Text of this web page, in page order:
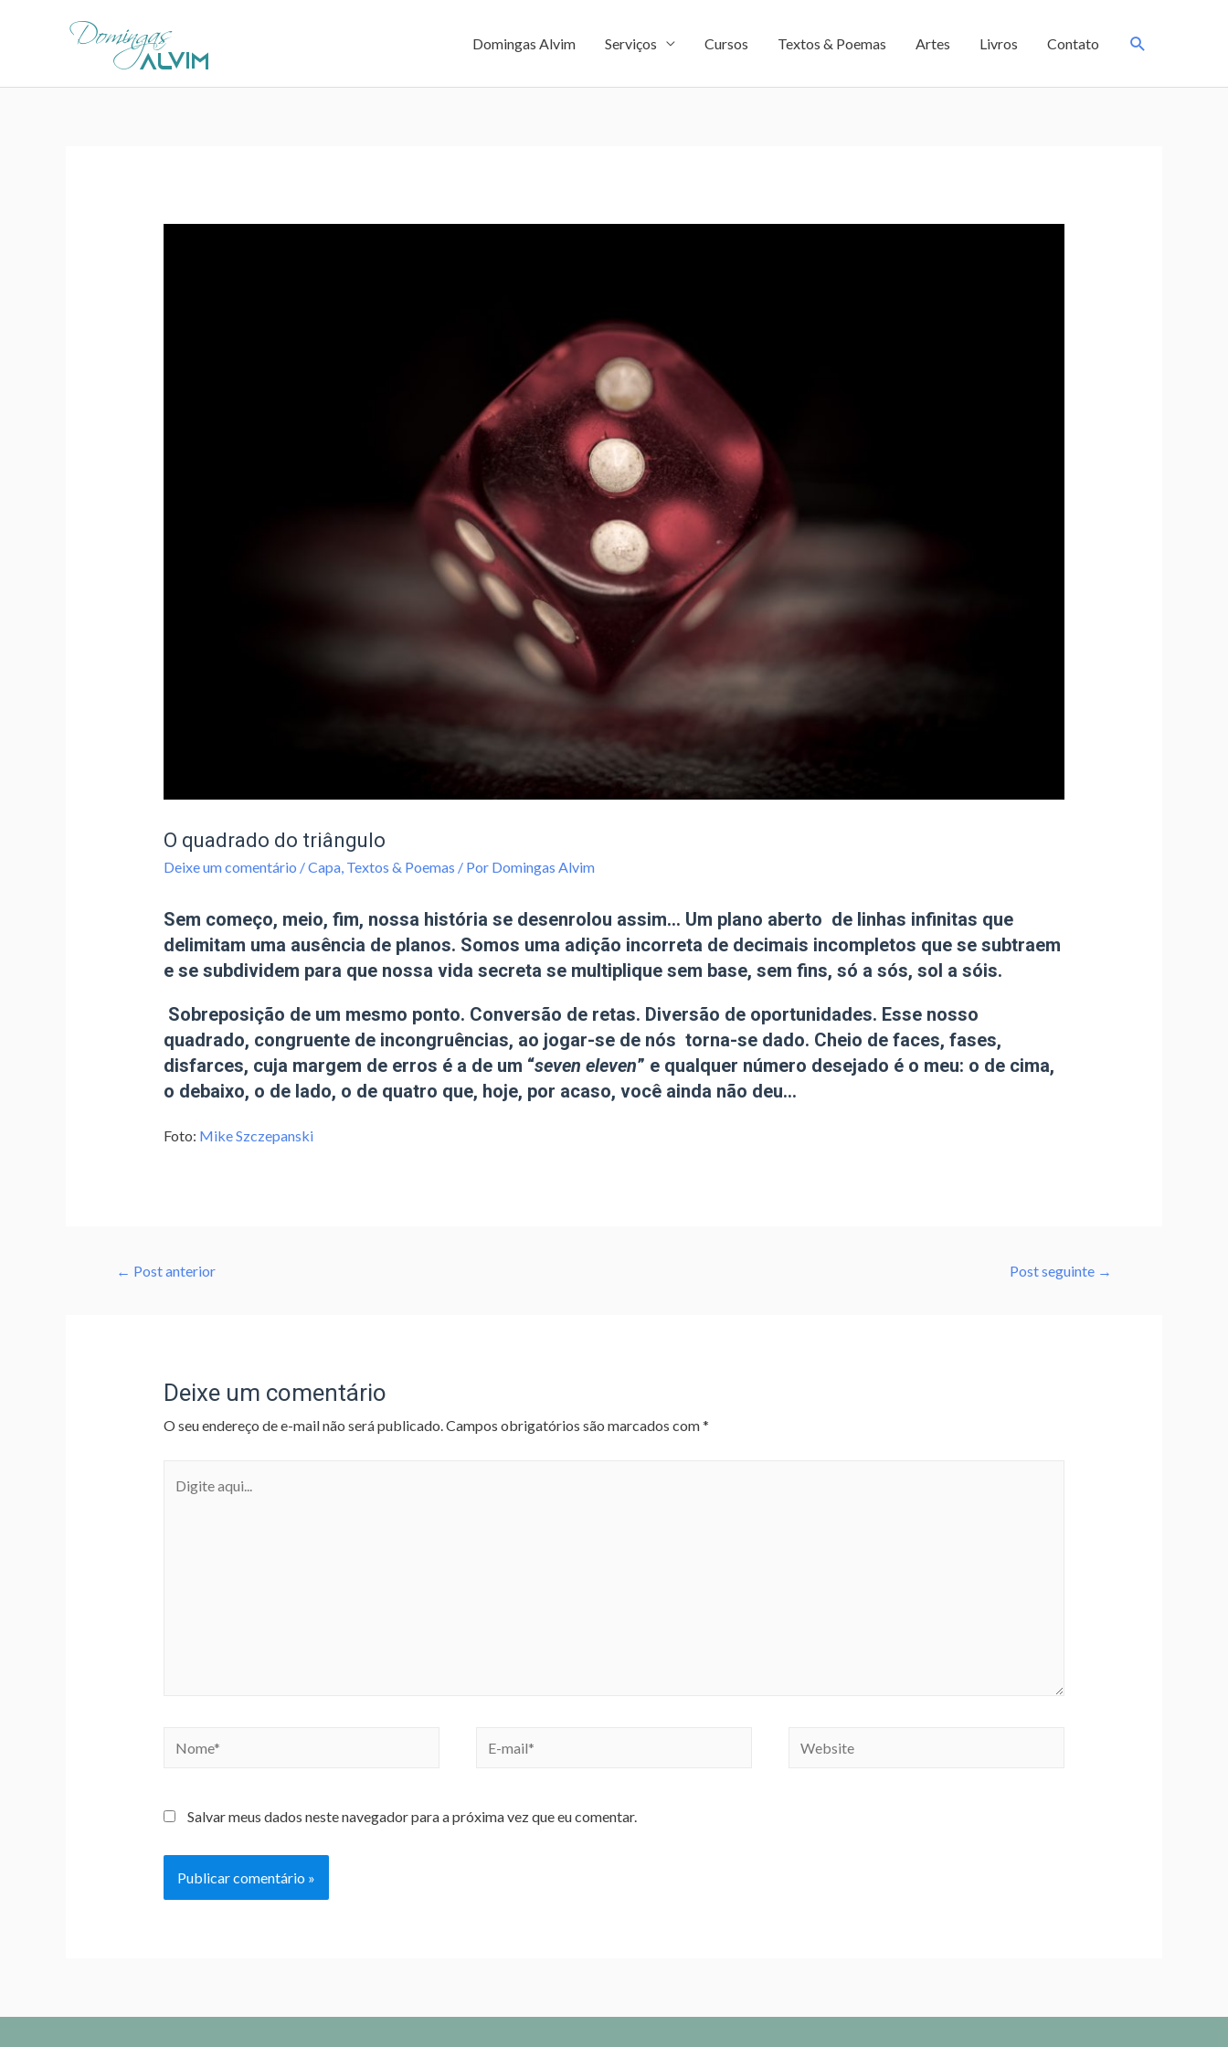
Domingas Alvim Serviços Cursos Textos & Poemas Artes Livros Contato
O quadrado do triângulo
Deixe um comentário /Capa, Textos & Poemas / Por Domingas Alvim
Sem começo, meio, fim, nossa história se desenrolou assim… Um plano aberto de linhas infinitas que
delimitam uma ausência de planos. Somos uma adição incorreta de decimais incompletos que se subtraem
e se subdividem para que nossa vida secreta se multiplique sem base, sem fins, só a sós, sol a sóis.
Sobreposição de um mesmo ponto. Conversão de retas. Diversão de oportunidades. Esse nosso
quadrado, congruente de incongruências, ao jogar-se de nós torna-se dado. Cheio de faces, fases,
disfarces, cuja margem de erros é a de um “seven eleven” e qualquer número desejado é o meu: o de cima,
o debaixo, o de lado, o de quatro que, hoje, por acaso, você ainda não deu…
Foto: Mike Szczepanski
← Post anterior Post seguinte →
Deixe um comentário
O seu endereço de e-mail não será publicado.Campos obrigatórios são marcados com*
Salvar meus dados neste navegador para a próxima vez que eu comentar.